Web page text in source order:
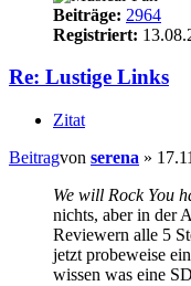
Beiträge: 2964
Registriert:
Re: Lustige Links
Zitat
Beitragvon serena »
We will Rock You
nichts, aber in der
Reviewern alle 5
jetzt probeweise
wissen was eine